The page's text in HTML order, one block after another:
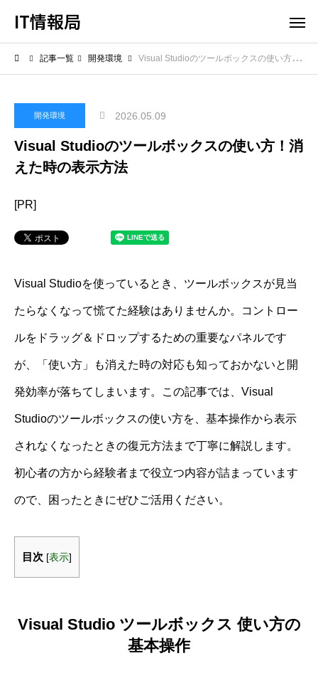
IT情報局
記事一覧 開発環境 Visual Studioのツールボックスの使い方！消えた時の表示方法
開発環境 2026.05.09
Visual Studioのツールボックスの使い方！消
えた時の表示方法
[PR]
Visual Studioを使っているとき、ツールボックスが見当
たらなくなって慌てた経験はありませんか。コントロー
ルをドラッグ＆ドロップするための重要なパネルです
が、「使い方」も消えた時の対応も知っておかないと開
発効率が落ちてしまいます。この記事では、Visual
Studioのツールボックスの使い方を、基本操作から表示
されなくなったときの復元方法まで丁寧に解説します。
初心者の方から経験者まで役立つ内容が詰まっています
ので、困ったときにぜひご活用ください。
目次 [表示]
Visual Studio ツールボックス 使い方の
基本操作